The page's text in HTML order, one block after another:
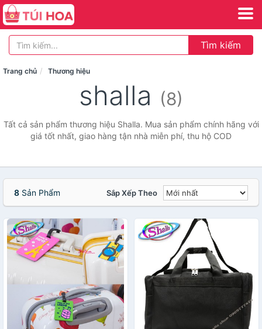
Tìm kiếm
Trang chủ Thương hiệu
shalla (8)
Tất cả sản phẩm thương hiệu Shalla. Mua sản phẩm chính hãng với
giá tốt nhất, giao hàng tận nhà miễn phí, thu hộ COD
8 Sản Phẩm Sắp Xếp Theo